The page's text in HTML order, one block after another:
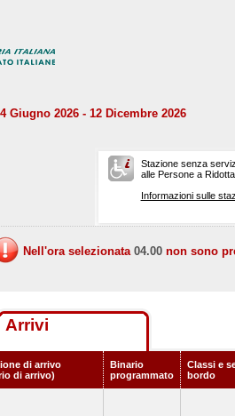
Giugno 2026 - 12 Dicembre 2026
Stazione senza
alle Persone a
Informazioni sulle
Nell'ora selezionata 04.00 non sono
Arrivi
di arrivo
di arrivo)
Binario
programmato
Classi e
bordo